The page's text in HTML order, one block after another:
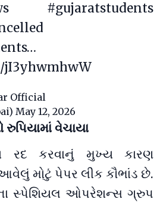
#gujaratstudents
…
jI3yhwmhwW
Official
May 12, 2026
રુપિયામાં વેચાયા
રદ કરવાનું મુખ્ય કારણ
મોટું પેપર લીક કૌભાંડ છે.
સ્પેશિયલ ઓપરેશન્સ ગ્રુપ